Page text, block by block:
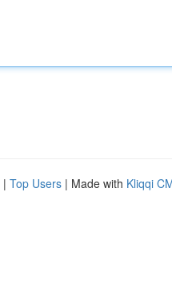
| Top Users | Made with Kliqqi